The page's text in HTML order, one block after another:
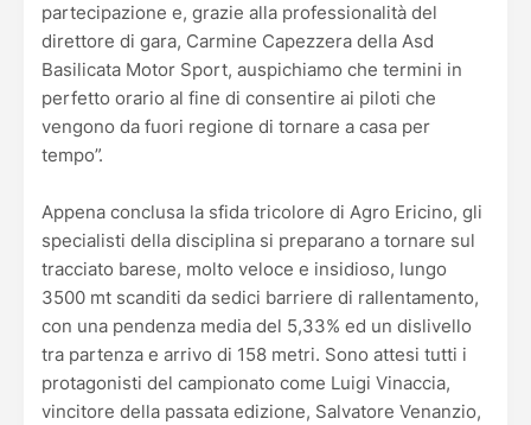
partecipazione e, grazie alla professionalità del
direttore di gara, Carmine Capezzera della Asd
Basilicata Motor Sport, auspichiamo che termini in
perfetto orario al fine di consentire ai piloti che
vengono da fuori regione di tornare a casa per
tempo”.
Appena conclusa la sfida tricolore di Agro Ericino, gli
specialisti della disciplina si preparano a tornare sul
tracciato barese, molto veloce e insidioso, lungo
3500 mt scanditi da sedici barriere di rallentamento,
con una pendenza media del 5,33% ed un dislivello
tra partenza e arrivo di 158 metri. Sono attesi tutti i
protagonisti del campionato come Luigi Vinaccia,
vincitore della passata edizione, Salvatore Venanzio,